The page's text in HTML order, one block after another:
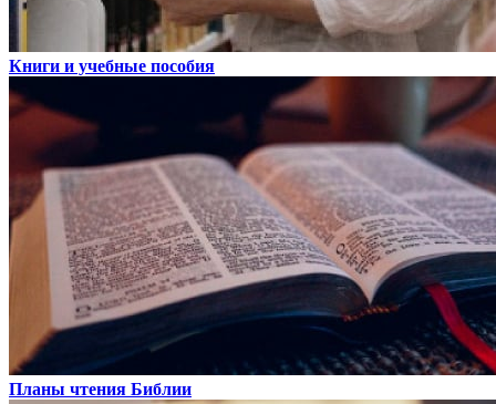
Книги и учебные пособия
Планы чтения Библии